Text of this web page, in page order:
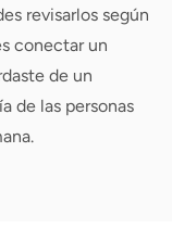
revisarlos según
conectar un
de un
de las personas